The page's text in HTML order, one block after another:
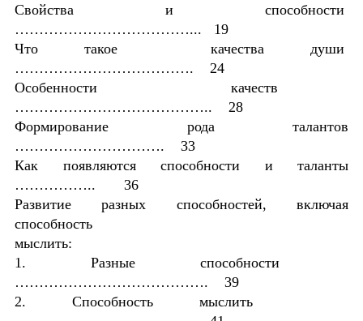
Свойства и способности
………………………………... 19
Что такое качества души
………………………………. 24
Особенности качеств
………………………………….. 28
Формирование рода талантов
…………………………. 33
Как появляются способности и таланты
…………….. 36
Развитие разных способностей, включая
способность
мыслить:
1. Разные способности
…………………………………. 39
2. Способность мыслить